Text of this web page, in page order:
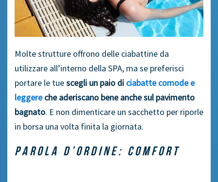
Molte strutture offrono delle ciabattine da
utilizzare all’interno della SPA, ma se preferisci
portare le tuescegli un paio di ciabatte comode e
leggereche aderiscano bene anche sul pavimento
bagnato. E non dimenticare un sacchetto per riporle
in borsa una volta finita la giornata.
PAROLA D’ORDINE: COMFORT